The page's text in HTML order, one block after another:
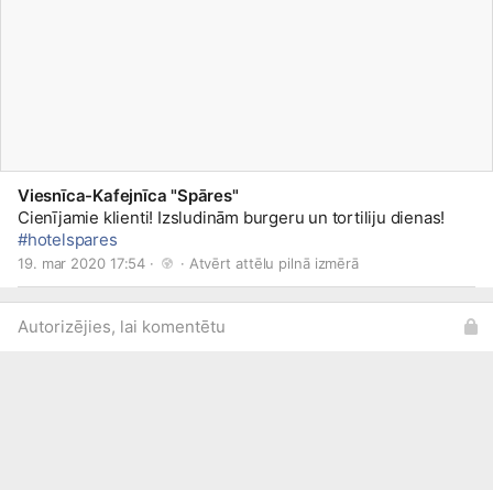
Viesnīca-Kafejnīca "Spāres"
Cienījamie klienti! Izsludinām burgeru un tortiliju dienas!
#hotelspares
19. mar 2020 17:54 · · Atvērt attēlu pilnā izmērā
Autorizējies, lai komentētu